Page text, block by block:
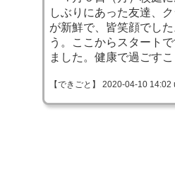
しぶりにあった友達、
が新鮮で、皆笑顔でし
う。ここからスタート
ました。健康で過ごす
【できごと】 2020-04-10 14:02